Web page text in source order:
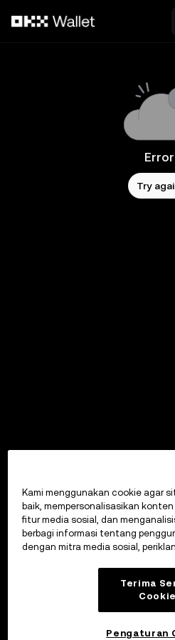
Error
Try
Kami menggunakan cookie agar
baik, mempersonalisasikan
fitur media sosial, dan
berbagi informasi tentang
dengan mitra media sosial,
Terima
Cookie
Pengaturan